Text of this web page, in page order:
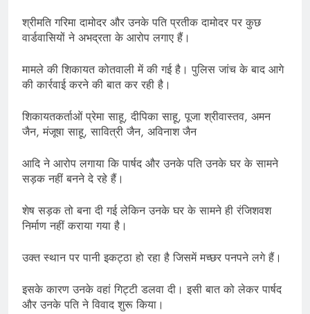
श्रीमति गरिमा दामोदर और उनके पति प्रतीक दामोदर पर कुछ
वार्डवासियों ने अभद्रता के आरोप लगाए हैं।
मामले की शिकायत कोतवाली में की गई है। पुलिस जांच के बाद आगे
की कार्रवाई करने की बात कर रही है।
शिकायतकर्ताओं प्रेमा साहू, दीपिका साहू, पूजा श्रीवास्तव, अमन
जैन, मंजूषा साहू, सावित्री जैन, अविनाश जैन
आदि ने आरोप लगाया कि पार्षद और उनके पति उनके घर के सामने
सड़क नहीं बनने दे रहे हैं।
शेष सड़क तो बना दी गई लेकिन उनके घर के सामने ही रंजिशवश
निर्माण नहीं कराया गया है।
उक्त स्थान पर पानी इकट्ठा हो रहा है जिसमें मच्छर पनपने लगे हैं।
इसके कारण उनके वहां गिट्टी डलवा दी। इसी बात को लेकर पार्षद
और उनके पति ने विवाद शुरू किया।